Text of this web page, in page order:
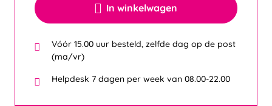
In winkelwagen
Vóór 15.00 uur besteld, zelfde dag op de post
(ma/vr)
Helpdesk 7 dagen per week van 08.00-22.00